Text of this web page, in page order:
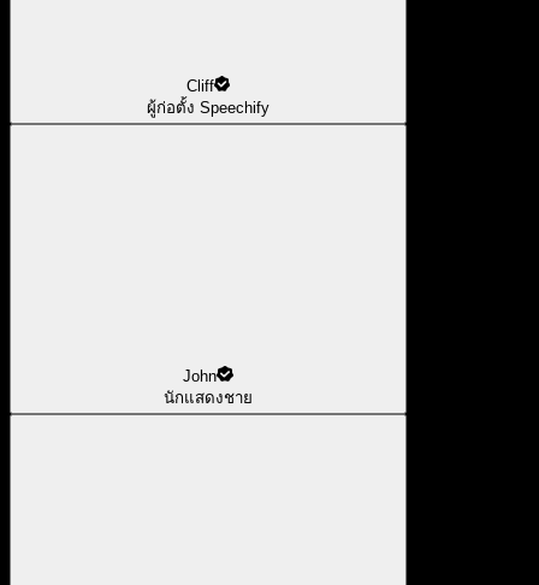
Cliff
ผู้ก่อตั้ง Speechify
John
นักแสดงชาย